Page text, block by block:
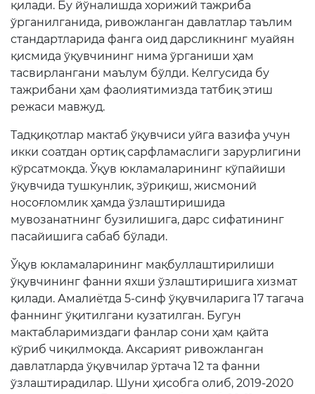
қилади. Бу йўналишда хорижий тажриба
ўрганилганида, ривожланган давлатлар таълим
стандартларида фанга оид дарсликнинг муайян
қисмида ўқувчининг нима ўрганиши ҳам
тасвирлангани маълум бўлди. Келгусида бу
тажрибани ҳам фаолиятимизда татбиқ этиш
режаси мавжуд.
Тадқиқотлар мактаб ўқувчиси уйга вазифа учун
икки соатдан ортиқ сарфламаслиги зарурлигини
кўрсатмоқда. Ўқув юкламаларининг кўпайиши
ўқувчида тушкунлик, зўриқиш, жисмоний
носоғломлик ҳамда ўзлаштиришида
мувозанатнинг бузилишига, дарс сифатининг
пасайишига сабаб бўлади.
Ўқув юкламаларининг мақбуллаштирилиши
ўқувчининг фанни яхши ўзлаштиришига хизмат
қилади. Амалиётда 5-синф ўқувчиларига 17 тагача
фаннинг ўқитилгани кузатилган. Бугун
мактабларимиздаги фанлар сони ҳам қайта
кўриб чиқилмоқда. Аксарият ривожланган
давлатларда ўқувчилар ўртача 12 та фанни
ўзлаштирадилар. Шуни ҳисобга олиб, 2019-2020